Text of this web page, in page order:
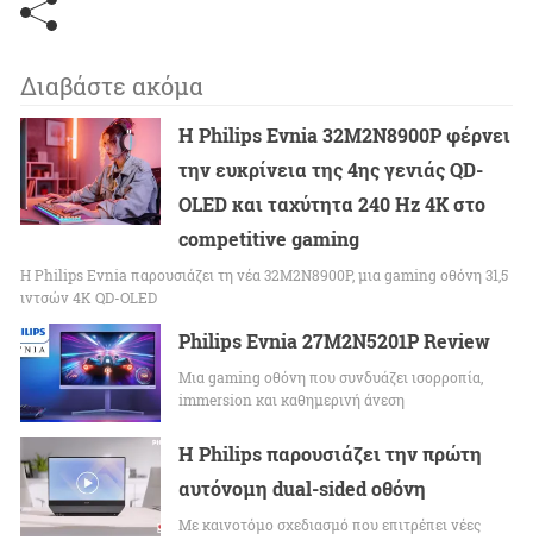
Διαβάστε ακόμα
Η Philips Evnia 32M2N8900P φέρνει
την ευκρίνεια της 4ης γενιάς QD-
OLED και ταχύτητα 240 Hz 4K στο
competitive gaming
Η Philips Evnia παρουσιάζει τη νέα 32M2N8900P, μια gaming οθόνη 31,5
ιντσών 4K QD-OLED
Philips Evnia 27M2N5201P Review
Μια gaming οθόνη που συνδυάζει ισορροπία,
immersion και καθημερινή άνεση
Η Philips παρουσιάζει την πρώτη
αυτόνομη dual-sided οθόνη
Με καινοτόμο σχεδιασμό που επιτρέπει νέες